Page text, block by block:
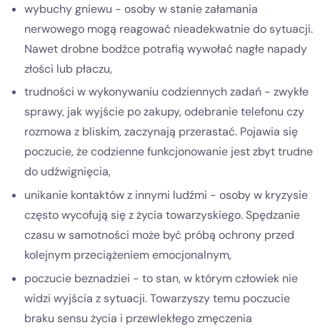
wybuchy gniewu - osoby w stanie załamania
nerwowego mogą reagować nieadekwatnie do sytuacji.
Nawet drobne bodźce potrafią wywołać nagłe napady
złości lub płaczu,
trudności w wykonywaniu codziennych zadań - zwykłe
sprawy, jak wyjście po zakupy, odebranie telefonu czy
rozmowa z bliskim, zaczynają przerastać. Pojawia się
poczucie, że codzienne funkcjonowanie jest zbyt trudne
do udźwignięcia,
unikanie kontaktów z innymi ludźmi - osoby w kryzysie
często wycofują się z życia towarzyskiego. Spędzanie
czasu w samotności może być próbą ochrony przed
kolejnym przeciążeniem emocjonalnym,
poczucie beznadziei - to stan, w którym człowiek nie
widzi wyjścia z sytuacji. Towarzyszy temu poczucie
braku sensu życia i przewlekłego zmęczenia